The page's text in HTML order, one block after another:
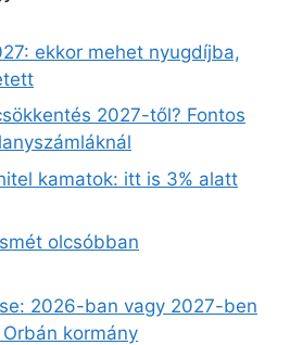
ekkor mehet nyugdíjba,
2027-től? Fontos
kamatok: itt is 3% alatt
olcsóbban
2026-ban vagy 2027-ben
kormány